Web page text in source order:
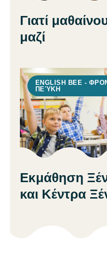
Γιατί
μαζί
ENGLISH BEE -
ΠΕΎΚΗ
Εκμάθηση
και Κέντρα